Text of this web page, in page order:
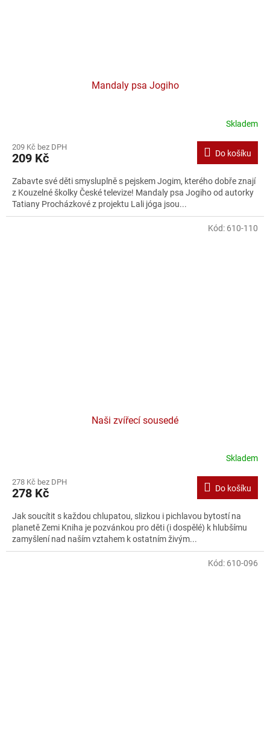
Mandaly psa Jogiho
Skladem
209 Kč bez DPH
209 Kč Do košíku
Zabavte své děti smysluplně s pejskem Jogim, kterého dobře znají
z Kouzelné školky České televize! Mandaly psa Jogiho od autorky
Tatiany Procházkové z projektu Lali jóga jsou...
Naši zvířecí sousedé
Skladem
278 Kč bez DPH
278 Kč Do košíku
Jak soucítit s každou chlupatou, slizkou i pichlavou bytostí na
planetě Zemi Kniha je pozvánkou pro děti (i dospělé) k hlubšímu
zamyšlení nad naším vztahem k ostatním živým...
Kód: 610-110
Kód: 610-096